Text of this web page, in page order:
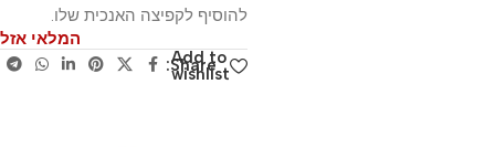
להוסיף לקפיצה האנכית שלו.
המלאי אזל
Add to
wishlist
Share: